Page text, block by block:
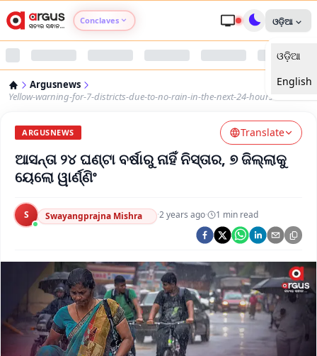
Conclaves
Argus Nari Shakti
Argus Health Connect
Argus Swaad Odisha
Argus Chalo Dekhein Apna Desh
ଓଡ଼ିଆ
ଓଡ଼ିଆ
English
Argusnews
Yellow-warning-for-7-districts-due-to-no-rain-in-the-next-24-hours
ARGUSNEWS Translate
ଆସନ୍ତା ୨୪ ଘଣ୍ଟା ବର୍ଷାରୁ ନାହିଁ ନିସ୍ତାର, ୭ ଜିଲ୍ଲାକୁ
ୟେଲୋ ୱାର୍ଣ୍ଣିଂ
S Swayangprajna Mishra ·2 years ago· 1 min read